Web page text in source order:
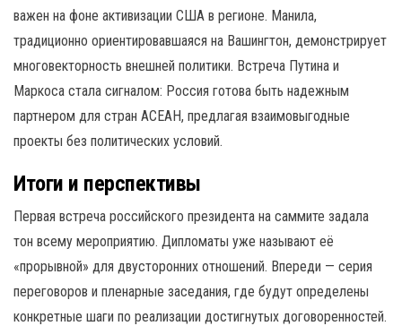
важен на фоне активизации США в регионе. Манила,
традиционно ориентировавшаяся на Вашингтон, демонстрирует
многовекторность внешней политики. Встреча Путина и
Маркоса стала сигналом: Россия готова быть надежным
партнером для стран АСЕАН, предлагая взаимовыгодные
проекты без политических условий.
Итоги и перспективы
Первая встреча российского президента на саммите задала
тон всему мероприятию. Дипломаты уже называют её
«прорывной» для двусторонних отношений. Впереди — серия
переговоров и пленарные заседания, где будут определены
конкретные шаги по реализации достигнутых договоренностей.